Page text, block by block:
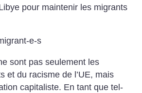
pour maintenir les migrants
e-s
sont pas seulement les
et du racisme de l’UE, mais
capitaliste. En tant que tel-